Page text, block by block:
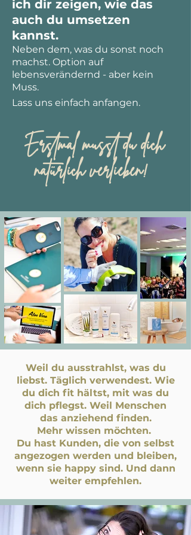
ich dir zeigen, wie das
auch du umsetzen
kannst.
Neben dem, was du sonst noch
machst. Option auf
lebensverändernd - aber kein
Muss.
Lass uns einfach anfangen.
Erstmal musst du dich
natürlich verlieben!
Weil du ausstrahlst, was du
liebst. Täglich verwendest. Wie
du dich fit hältst, mit was du
dich pflegst. Weil Menschen
das anziehend finden.
Mehr wissen möchten.
Du hast Kunden, die von selbst
angezogen werden und bleiben,
wenn sie happy sind. Und dann
weiter empfehlen.